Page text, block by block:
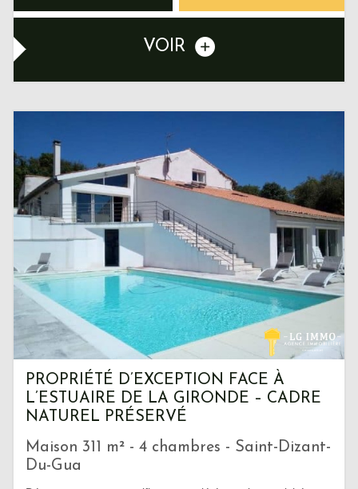
VOIR
PROPRIÉTÉ D’EXCEPTION FACE À
L’ESTUAIRE DE LA GIRONDE – CADRE
NATUREL PRÉSERVÉ
Maison 311 m² - 4 chambres - Saint-Dizant-
Du-Gua